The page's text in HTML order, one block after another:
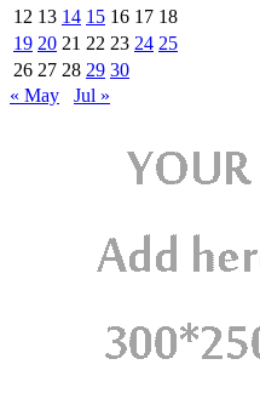
12 13 14 15 16 17 18
19 20 21 22 23 24 25
26 27 28 29 30
« May
Jul »